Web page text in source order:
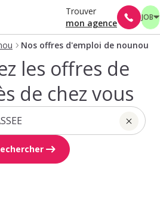
Trouver
mon agence
JOB
Nos offres d'emploi de nounou
les offres de
de chez vous